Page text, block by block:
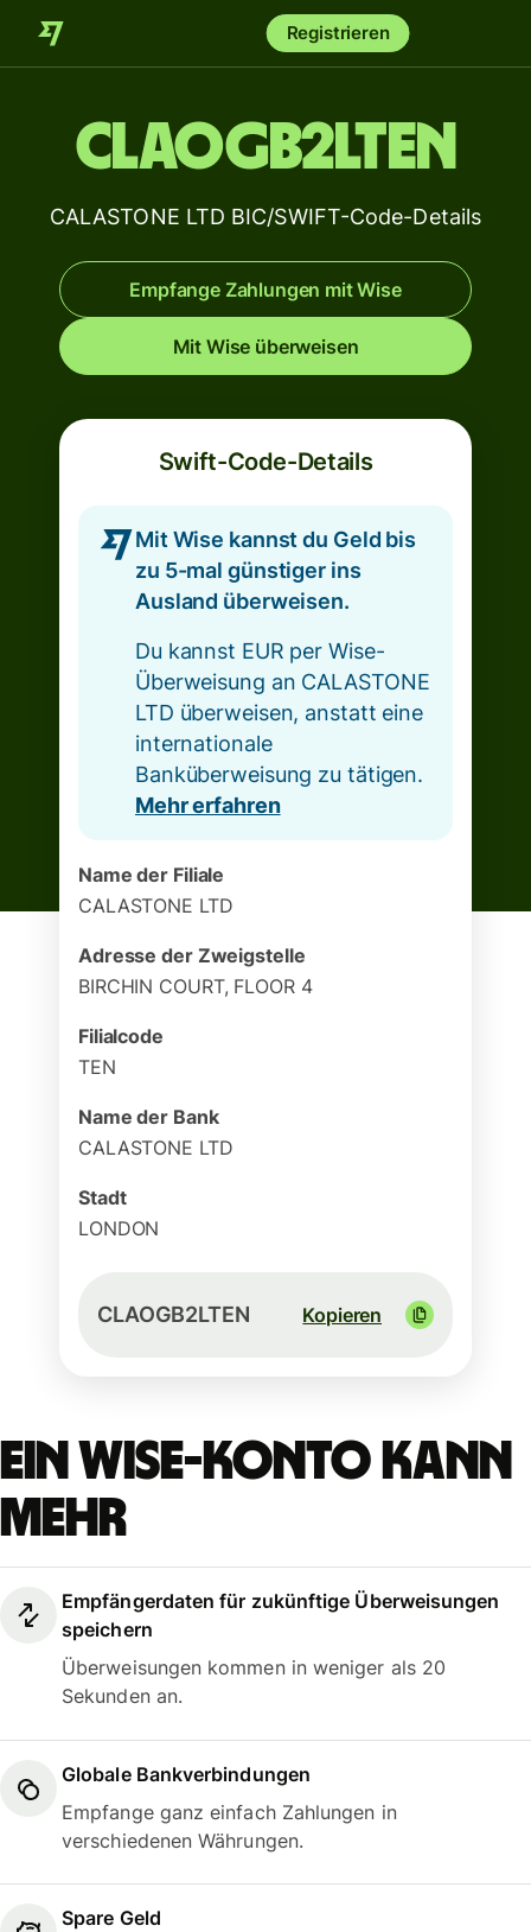
Registrieren
CLAOGB2LTEN
CALASTONE LTD BIC/SWIFT-Code-Details
Empfange Zahlungen mit Wise
Mit Wise überweisen
Swift-Code-Details
Mit Wise kannst du Geld bis
zu 5-mal günstiger ins
Ausland überweisen.
Du kannst EUR per Wise-
Überweisung an CALASTONE
LTD überweisen, anstatt eine
internationale
Banküberweisung zu tätigen.
Mehr erfahren
Name der Filiale
CALASTONE LTD
Adresse der Zweigstelle
BIRCHIN COURT, FLOOR 4
Filialcode
TEN
Name der Bank
CALASTONE LTD
Stadt
LONDON
CLAOGB2LTEN Kopieren
Ein Wise-Konto kann
mehr
Empfängerdaten für zukünftige Überweisungen
speichern
Überweisungen kommen in weniger als 20
Sekunden an.
Globale Bankverbindungen
Empfange ganz einfach Zahlungen in
verschiedenen Währungen.
Spare Geld